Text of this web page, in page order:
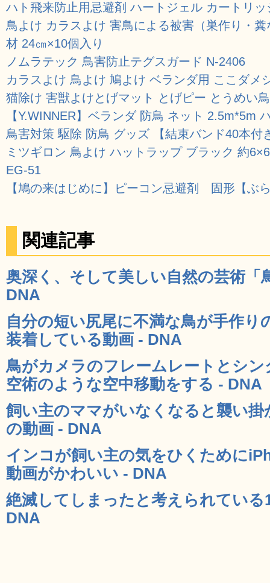
ハト飛来防止用忌避剤 ハートジェル カートリ
鳥よけ カラスよけ 害鳥による被害（巣作り・
材 24㎝×10個入り
ノムラテック 鳥害防止テグスガード N-2406
カラスよけ 鳥よけ 鳩よけ ベランダ用 ここダメ
猫除け 害獣よけとげマット とげピー とうめい
【Y.WINNER】ベランダ 防鳥 ネット 2.5m*5m
鳥害対策 駆除 防鳥 グッズ 【結束バンド40本付
ミツギロン 鳥よけ ハットラップ ブラック 約
EG-51
【鳩の来はじめに】ピーコン忌避剤 固形【ぶ
関連記事
奥深く、そして美しい自然の芸術「
DNA
自分の短い尻尾に不満な鳥が手作り
装着している動画 - DNA
鳥がカメラのフレームレートとシ
空術のような空中移動をする - DNA
飼い主のママがいなくなると襲い
の動画 - DNA
インコが飼い主の気をひくために
動画がかわいい - DNA
絶滅してしまったと考えられている
DNA